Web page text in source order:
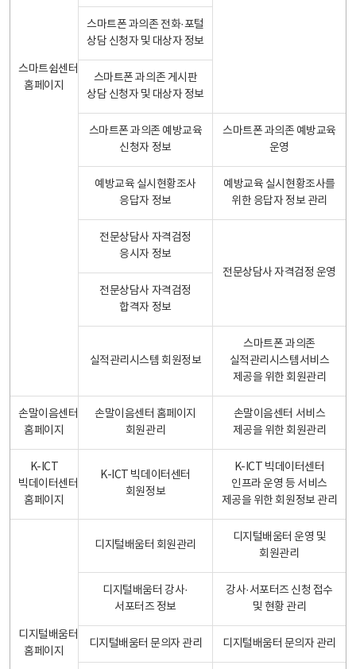
스마트쉼센터
홈페이지
스마트폰 과의존 전화·포털
상담 신청자 및 대상자 정보
스마트폰 과의존 게시판
상담 신청자 및 대상자 정보
스마트폰 과의존 예방교육
신청자 정보
스마트폰 과의존 예방교육
운영
예방교육 실시현황조사
응답자 정보
예방교육 실시현황조사를
위한 응답자 정보 관리
전문상담사 자격검정
응시자 정보
전문상담사 자격검정 운영
전문상담사 자격검정
합격자 정보
실적관리시스템 회원정보
스마트폰 과의존
실적관리시스템서비스
제공을 위한 회원관리
손말이음센터
홈페이지
손말이음센터 홈페이지
회원관리
손말이음센터 서비스
제공을 위한 회원관리
K-ICT
빅데이터센터
홈페이지
K-ICT 빅데이터센터
회원정보
K-ICT 빅데이터센터
인프라 운영 등 서비스
제공을 위한 회원정보 관리
디지털배움터
홈페이지
디지털배움터 회원관리
디지털배움터 운영 및
회원관리
디지털배움터 강사·
서포터즈 정보
강사·서포터즈 신청 접수
및 현황 관리
디지털배움터 문의자 관리 디지털배움터 문의자 관리